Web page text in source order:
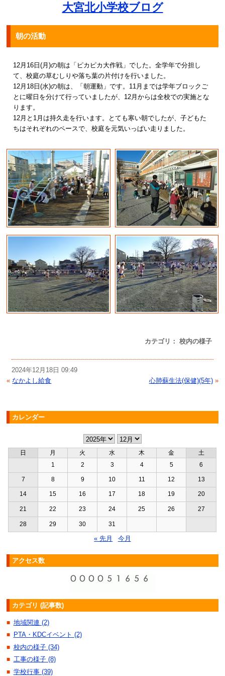
大宮北小学校ブログ
朝の活動
カテゴリ： 校内の様子
12月16日(月)の朝は「ピカピカ大作戦」でした。全学年で分担し
て、校庭の草むしりや落ち葉の片付けを行いました。
12月18日(水)の朝は、「朝運動」です。11月までは学年ブロックご
とに曜日を分けて行っていましたが、12月からは全校での実施とな
ります。
12月と1月は持久走を行います。とても寒い朝でしたが、子どもた
ちはそれぞれのペースで、校庭を元気いっぱい走りました。
2024年12月18日 09:49
« なかよし給食 心肺蘇生法(保健)(5年) »
カレンダー
日 月 火 水 木 金
土
1
2 3 4 5 6
7 8 9 10 11 12 13
14 15 16 17 18 19 20
21 22 23 24 25 26 27
28 29 30 31
« 先月 今月
アクセス数
カテゴリ (記事数)
■ 地域関連 (2)
■ PTA・KDCイベント (2)
■ 校内の様子 (34)
■ 工事の様子 (8)
■ 学校行事 (39)